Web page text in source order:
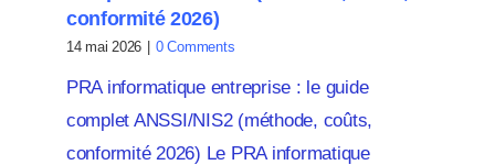
conformité 2026)
14 mai 2026 0 Comments
PRA informatique entreprise : le guide
complet ANSSI/NIS2 (méthode, coûts,
conformité 2026) Le PRA informatique